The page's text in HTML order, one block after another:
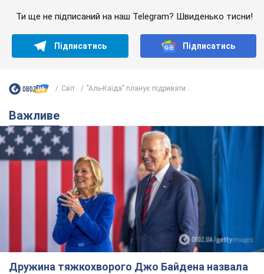
Ти ще не підписаний на наш Telegram? Швиденько тисни!
Підписатись Підписатись
Світ "Аль-Каїда" планує підривати...
Важливе
Дружина тяжкохворого Джо Байдена назвала